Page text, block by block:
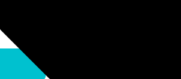
с трек-номером для